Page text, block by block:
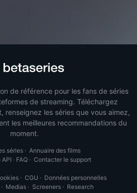
de référence pour les fans de séries
de streaming. Téléchargez
renseignez les séries que vous aimez,
les meilleures recommandations du
moment.
séries· Annuaire des films
· FAQ · Contacter le support
· CGU · Données personnelles
· Medias· Screeners· Research